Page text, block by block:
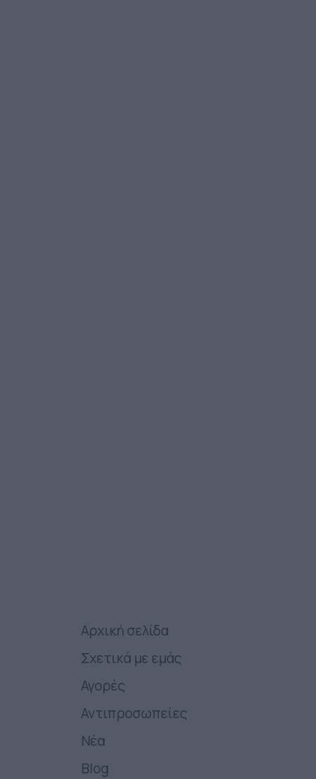
Αρχική σελίδα
Σχετικά με εμάς
Αγορές
Αντιπροσωπείες
Νέα
Blog